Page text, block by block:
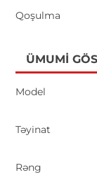
Qoşulma
ÜMUMI
Model
Təyinat
Rəng